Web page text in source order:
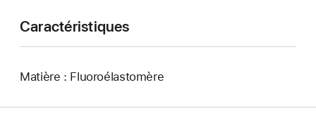
Caractéristiques
Matière : Fluoroélastomère